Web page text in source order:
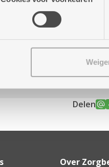
bij
Delen
Over